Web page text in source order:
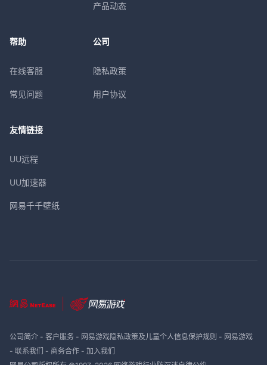
产品动态
帮助
在线客服
常见问题
公司
隐私政策
用户协议
友情链接
UU远程
UU加速器
网易千千壁纸
公司简介- 客户服务- 网易游戏隐私政策及儿童个人信息保护规则 - 网易游戏
- 联系我们 - 商务合作- 加入我们